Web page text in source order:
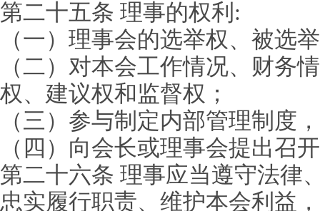
第二十五条 理事的权利:
（一）理事会的选举权、被选
（二）对本会工作情况、财务
权、建议权和监督权；
（三）参与制定内部管理制度
（四）向会长或理事会提出召
第二十六条 理事应当遵守法律
忠实履行职责、维护本会利益